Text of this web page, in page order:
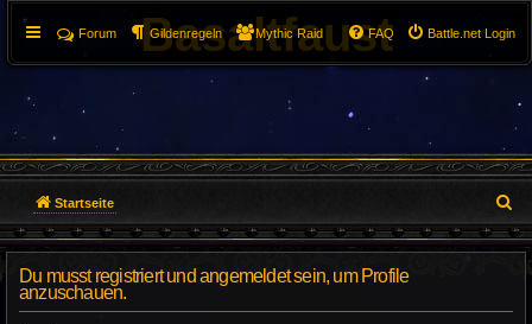
Basaltfaust Battle.net Login
FAQ
Forum Gildenregeln Mythic Raid
Startseite
u
Du musst registriert und angemeldet sein, um Profile
anzuschauen.